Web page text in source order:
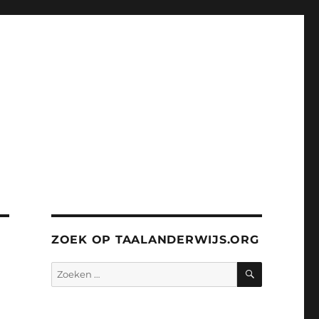
ZOEK OP TAALANDERWIJS.ORG
Zoeken
naar:
ZOEKEN